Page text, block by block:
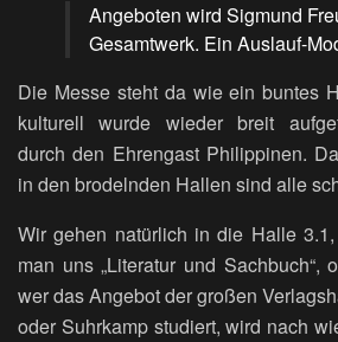
Angeboten wird Sigmund
Gesamtwerk. Ein Auslauf-
Die Messe steht da wie ein buntes
kulturell wurde wieder breit
durch den Ehrengast Philippinen.
in den brodelnden Hallen sind alle
Wir gehen natürlich in die Halle
man uns „Literatur und Sachbuch“,
wer das Angebot der großen
oder Suhrkamp studiert, wird nach